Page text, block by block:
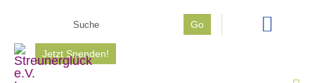
springen
Go
Jetzt Spenden!